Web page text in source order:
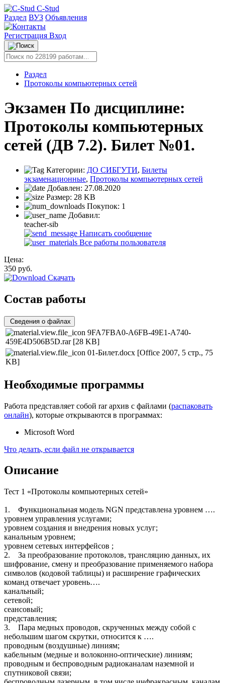
C-Stud
Раздел ВУЗ Объявления
Регистрация Вход
Раздел
Протоколы компьютерных сетей
Экзамен По дисциплине:
Протоколы компьютерных
сетей (ДВ 7.2). Билет №01.
Категории: ДО СИБГУТИ, Билеты
экзаменационные, Протоколы компьютерных сетей
Добавлен: 27.08.2020
Размер: 28 KB
Покупок: 1
Добавил:
teacher-sib
Написать сообщение
Все работы пользователя
Цена:
350 руб.
Скачать
Состав работы
Сведения о файлах
9FA7FBA0-A6FB-49E1-A740-
459E4D506B5D.rar [28 KB]
01-Билет.docx [Office 2007, 5 стр., 75
KB]
Необходимые программы
Работа представляет собой rar архив с файлами (распаковать
онлайн), которые открываются в программах:
Microsoft Word
Что делать, если файл не открывается
Описание
Тест 1 «Протоколы компьютерных сетей»
1. Функциональная модель NGN представлена уровнем ….
уровнем управления услугами;
уровнем создания и внедрения новых услуг;
канальным уровнем;
уровнем сетевых интерфейсов ;
2. За преобразование протоколов, трансляцию данных, их
шифрование, смену и преобразование применяемого набора
символов (кодовой таблицы) и расширение графических
команд отвечает уровень….
канальный;
сетевой;
сеансовый;
представления;
3. Пара медных проводов, скрученных между собой с
небольшим шагом скрутки, относится к ….
проводным (воздушные) линиям;
кабельным (медные и волоконно-оптические) линиям;
проводным и беспроводным радиоканалам наземной и
спутниковой связи;